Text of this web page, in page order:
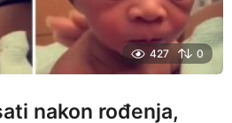
427 0
nakon rođenja,